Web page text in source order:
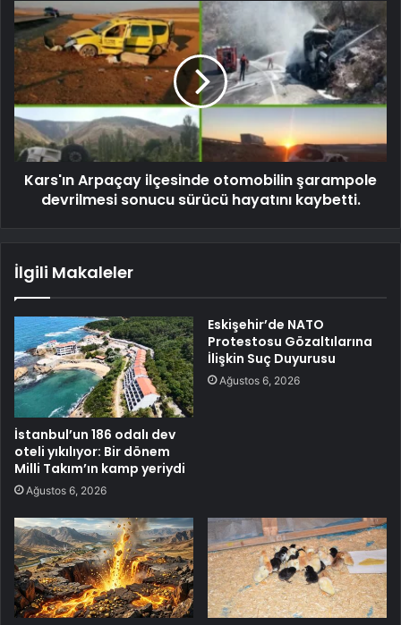
Kars'ın Arpaçay ilçesinde otomobilin şarampole
devrilmesi sonucu sürücü hayatını kaybetti.
İlgili Makaleler
İstanbul’un 186 odalı dev
oteli yıkılıyor: Bir dönem
Milli Takım’ın kamp yeriydi
Ağustos 6, 2026
Eskişehir’de NATO
Protestosu Gözaltılarına
İlişkin Suç Duyurusu
Ağustos 6, 2026